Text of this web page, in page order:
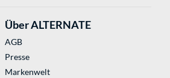
Über ALTERNATE
AGB
Presse
Markenwelt